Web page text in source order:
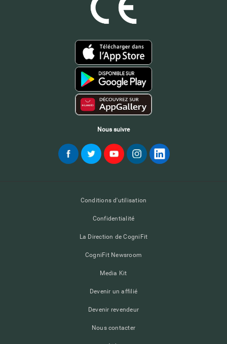
Nous suivre
Conditions d'utilisation
Confidentialité
La Direction de CogniFit
CogniFit Newsroom
Media Kit
Devenir un affilié
Devenir revendeur
Nous contacter